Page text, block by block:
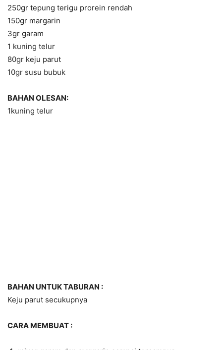
250gr tepung terigu prorein rendah
150gr margarin
3gr garam
1 kuning telur
80gr keju parut
10gr susu bubuk
BAHAN OLESAN:
1kuning telur
BAHAN UNTUK TABURAN :
Keju parut secukupnya
CARA MEMBUAT :